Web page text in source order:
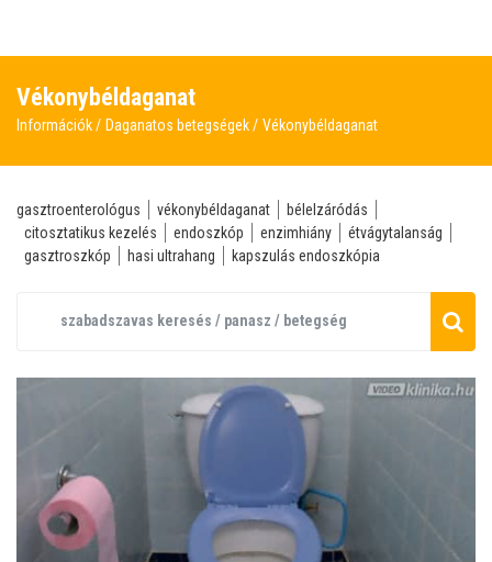
Vékonybéldaganat
Információk Daganatos betegségek Vékonybéldaganat
gasztroenterológus vékonybéldaganat
bélelzáródás
citosztatikus kezelés
endoszkóp enzimhiány
étvágytalanság
gasztroszkóp
hasi ultrahang kapszulás endoszkópia